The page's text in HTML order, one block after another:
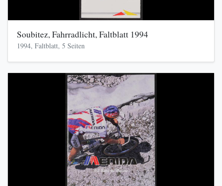
Soubitez, Fahrradlicht, Faltblatt 1994
1994, Faltblatt, 5 Seiten